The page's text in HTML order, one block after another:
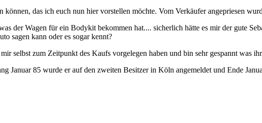
können, das ich euch nun hier vorstellen möchte. Vom Verkäufer angepriesen
der Wagen für ein Bodykit bekommen hat.... sicherlich hätte es mir der gute
sagen kann oder es sogar kennt?
selbst zum Zeitpunkt des Kaufs vorgelegen haben und bin sehr gespannt was
Januar 85 wurde er auf den zweiten Besitzer in Köln angemeldet und Ende